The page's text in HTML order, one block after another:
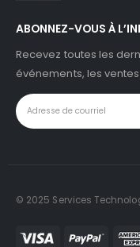
ABONNEZ-VOUS À
Recevez toutes les
événements, les ventes
© 2025 Services